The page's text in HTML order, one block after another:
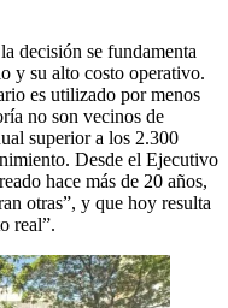
decisión se fundamenta
y su alto costo operativo.
es utilizado por menos
no son vecinos de
superior a los 2.300
Desde el Ejecutivo
hace más de 20 años,
otras”, y que hoy resulta
real”.